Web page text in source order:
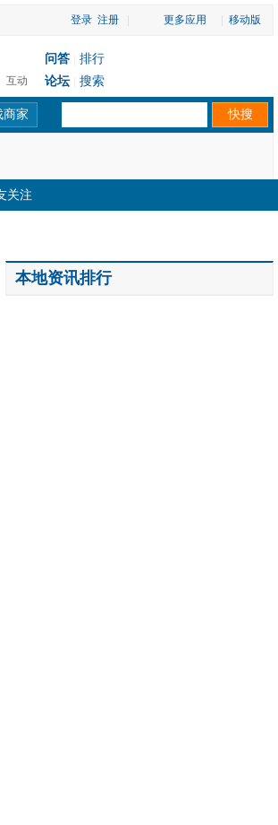
移动版
更多应用
登录 注册
互动
问答
排行
论坛
搜索
关注
本地资讯排行